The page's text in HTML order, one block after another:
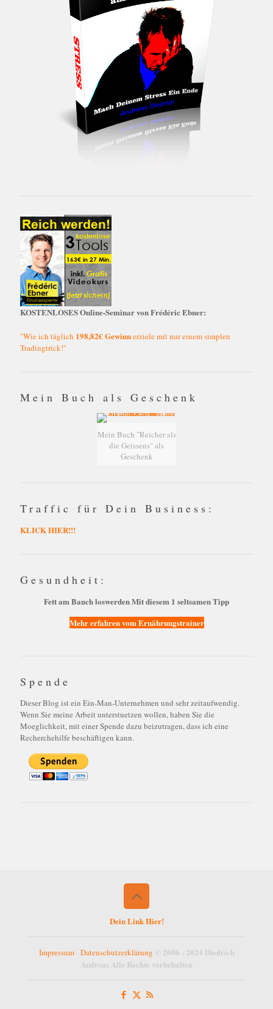
KOSTENLOSES Online-Seminar von Frédéric Ebner:
"Wie ich täglich 198,82€ Gewinnerziele mit nur einem simplen
Tradingtrick!"
Mein Buch als Geschenk
Mein Buch "Reicher als
die Geissens" als
Geschenk
Traffic für Dein Business:
KLICK HIER!!!
Gesundheit:
Fett am Bauch loswerden Mit diesem 1 seltsamen Tipp
Mehr erfahren vom Ernährungstrainer
Spende
Dieser Blog ist ein Ein-Man-Unternehmen und sehr zeitaufwendig.
Wenn Sie meine Arbeit unterstuetzen wollen, haben Sie die
Moeglichkeit, mit einer Spende dazu beizutragen, dass ich eine
Recherchehilfe beschäftigen kann.
Dein Link Hier!
Impressum- Datenschutzerklärung © 2006 - 2024 Diedrich
Andreas Alle Rechte vorbehalten